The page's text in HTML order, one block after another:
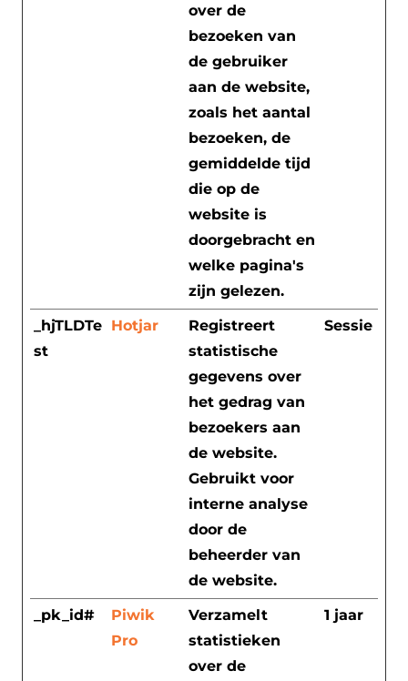
over de
bezoeken van
de gebruiker
aan de website,
zoals het aantal
bezoeken, de
gemiddelde tijd
die op de
website is
doorgebracht en
welke pagina's
zijn gelezen.
_hjTLDTe
st
Hotjar
Registreert
statistische
gegevens over
het gedrag van
bezoekers aan
de website.
Gebruikt voor
interne analyse
door de
beheerder van
de website.
Sessie
_pk_id#
Piwik
Pro
Verzamelt
statistieken
over de
1 jaar